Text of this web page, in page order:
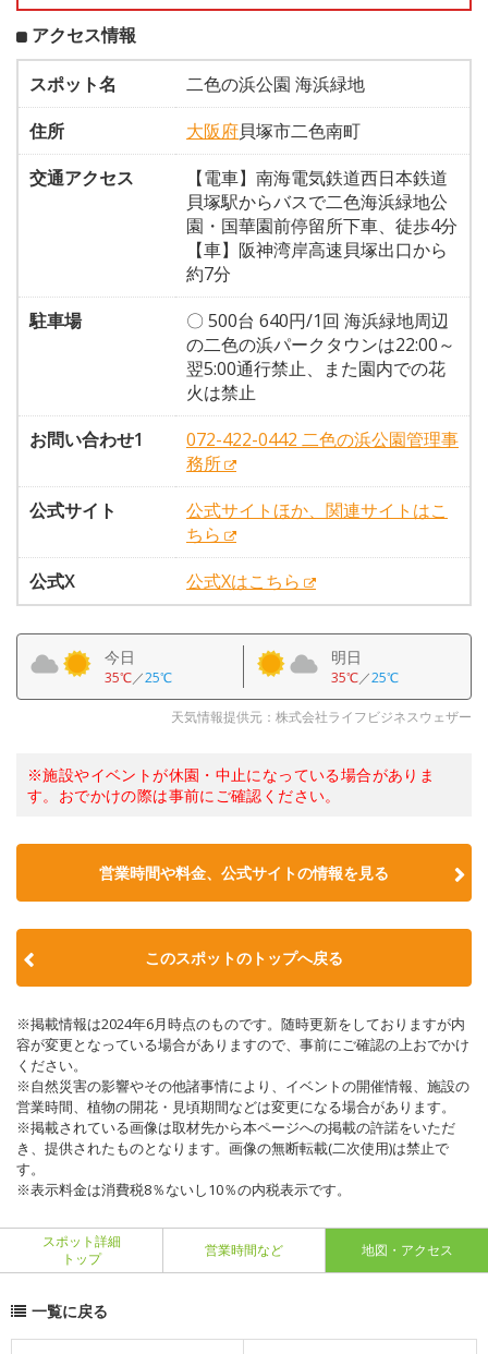
アクセス情報
スポット名
二色の浜公園 海浜緑地
住所
大阪府貝塚市二色南町
交通アクセス
【電車】南海電気鉄道西日本鉄道
貝塚駅からバスで二色海浜緑地公
園・国華園前停留所下車、徒歩4分
【車】阪神湾岸高速貝塚出口から
約7分
駐車場
〇 500台 640円/1回 海浜緑地周辺
の二色の浜パークタウンは22:00～
翌5:00通行禁止、また園内での花
火は禁止
お問い合わせ1
072-422-0442 二色の浜公園管理事
務所
公式サイト
公式サイトほか、関連サイトはこ
ちら
公式X
公式Xはこちら
今日
35℃／25℃
明日
35℃／25℃
天気情報提供元：株式会社ライフビジネスウェザー
※施設やイベントが休園・中止になっている場合がありま
す。おでかけの際は事前にご確認ください。
営業時間や料金、公式サイトの情報を見る
このスポットのトップへ戻る
※掲載情報は2024年6月時点のものです。随時更新をしておりますが内
容が変更となっている場合がありますので、事前にご確認の上おでかけ
ください。
※自然災害の影響やその他諸事情により、イベントの開催情報、施設の
営業時間、植物の開花・見頃期間などは変更になる場合があります。
※掲載されている画像は取材先から本ページへの掲載の許諾をいただ
き、提供されたものとなります。画像の無断転載(二次使用)は禁止で
す。
※表示料金は消費税8％ないし10％の内税表示です。
スポット詳細
トップ
営業時間など 地図・アクセス
一覧に戻る